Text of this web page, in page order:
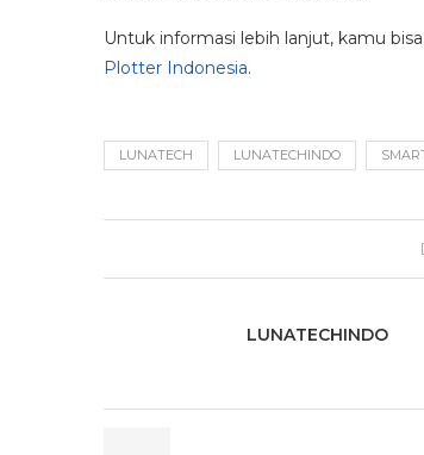
Untuk informasi lebih lanjut, kamu
Plotter Indonesia.
LUNATECH LUNATECHINDO
LUNATECHINDO